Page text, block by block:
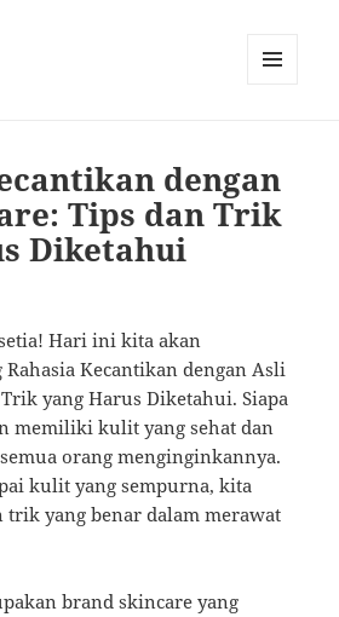
dengan
Tips dan Trik
Diketahui
Hari ini kita akan
Rahasia Kecantikan dengan Asli
yang Harus Diketahui. Siapa
memiliki kulit yang sehat dan
orang menginginkannya.
kulit yang sempurna, kita
yang benar dalam merawat
brand skincare yang